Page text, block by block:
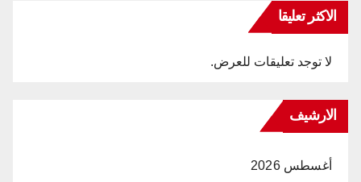
الاكثر تعليقا
لا توجد تعليقات للعرض.
الارشيف
أغسطس 2026